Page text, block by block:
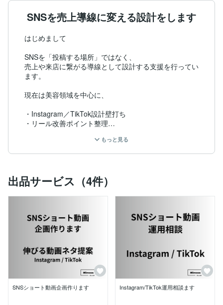
SNSを売上導線に変える設計をします
はじめまして
SNSを「投稿する場所」ではなく、
売上や来店に繋がる導線として設計する支援を行ってい
ます。
現在は美容領域を中心に、
・Instagram／TikTok設計壁打ち
・リール改善ポイント整理
・運用代行／ディレクション
制作ありきではなく、まず
「どこが詰まっているか」
「今やるべき施策は何か」
■対応内容
・投稿／リール改善提案
・プロフィール／ハイライト導線設計
・LINE／予約導線整理
・運用改善（数値ベース）
■特徴
もっと見る
出品サービス（4件）
SNSショート動画企画作ります Instagram/TikTok運用相談ます